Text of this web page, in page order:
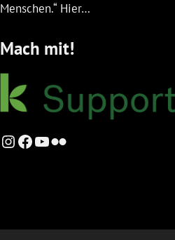
Menschen.“ Hier…
Mach mit!
Instagram
Facebook
YouTube
Flickr